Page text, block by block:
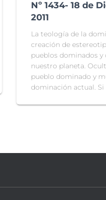
Nº 1434- 18 de
2011
La teología de la
creación de
pueblos dominados
nuestro planeta.
pueblo dominado y
dominación actual. Si